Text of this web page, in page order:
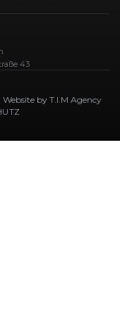
43
| Website by T.I.M Agency